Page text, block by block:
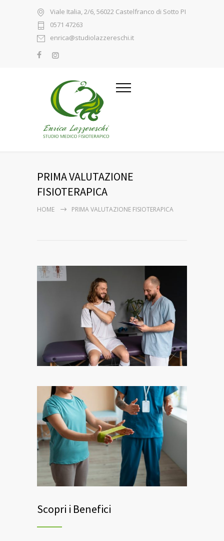
Viale Italia, 2/6, 56022 Castelfranco di Sotto PI
0571 47263
enrica@studiolazzereschi.it
PRIMA VALUTAZIONE
FISIOTERAPICA
HOME PRIMA VALUTAZIONE FISIOTERAPICA
Scopri i Benefici